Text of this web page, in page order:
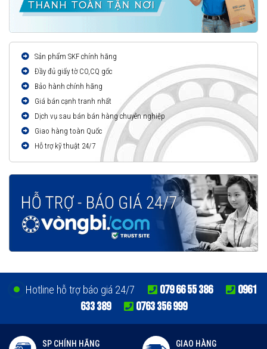
Sản phẩm SKF chính hãng
Đầy đủ giấy tờ CO,CQ gốc
Bảo hành chính hãng
Giá bán cạnh tranh nhất
Dịch vụ sau bán bán hàng chuyên nghiệp
Giao hàng toàn Quốc
Hỗ trợ kỹ thuật 24/7
Hotline hỗ trợ báo giá 24/7 079 66 55 386
0961
633 389
0763 356 999
SP CHÍNH HÃNG
GIAO HÀNG